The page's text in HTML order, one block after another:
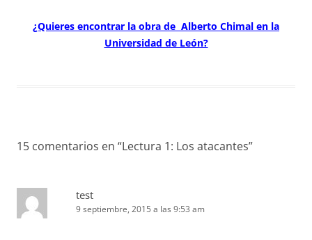
¿Quieres encontrar la obra de Alberto Chimal en la
Universidad de León?
15 comentarios en “Lectura 1: Los atacantes”
test
9 septiembre, 2015 a las 9:53 am